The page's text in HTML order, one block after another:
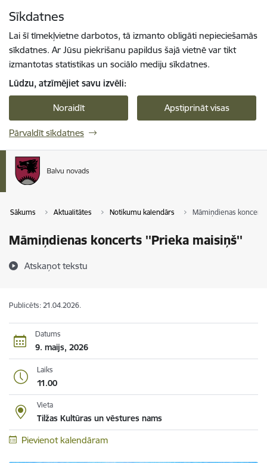
Sīkdatnes
Lai šī tīmekļvietne darbotos, tā izmanto obligāti nepieciešamās
sīkdatnes. Ar Jūsu piekrišanu papildus šajā vietnē var tikt
izmantotas statistikas un sociālo mediju sīkdatnes.
Lūdzu, atzīmējiet savu izvēli:
Noraidīt Apstiprināt visas
Pārvaldīt sīkdatnes
Sākums Aktualitātes Notikumu kalendārs Māmiņdienas
Māmiņdienas koncerts ''Prieka maisiņš''
Atskaņot tekstu
Publicēts: 21.04.2026.
Datums
9. maijs, 2026
Laiks
11.00
Vieta
Tilžas Kultūras un vēstures nams
Pievienot kalendāram